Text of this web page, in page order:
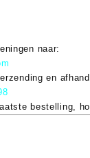
naar:
en
bestelling,